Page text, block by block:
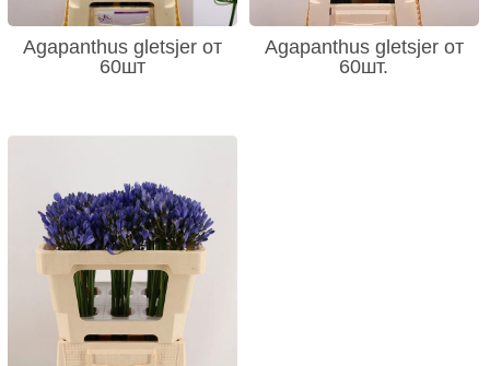
Agapanthus gletsjer от
60шт
Agapanthus gletsjer от
60шт.